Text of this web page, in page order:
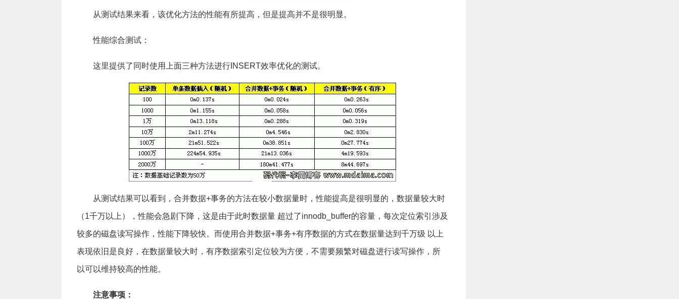
从测试结果来看，该优化方法的性能有所提高，但是提高并不是很明显。
性能综合测试：
这里提供了同时使用上面三种方法进行INSERT效率优化的测试。
从测试结果可以看到，合并数据+事务的方法在较小数据量时，性能提高是很明显的，数据量较大时
（1千万以上），性能会急剧下降，这是由于此时数据量 超过了innodb_buffer的容量，每次定位索引涉及
较多的磁盘读写操作，性能下降较快。而使用合并数据+事务+有序数据的方式在数据量达到千万级 以上
表现依旧是良好，在数据量较大时，有序数据索引定位较为方便，不需要频繁对磁盘进行读写操作，所
以可以维持较高的性能。
注意事项：